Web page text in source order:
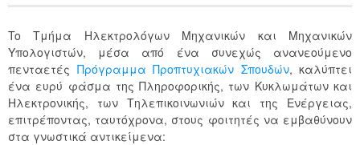
To Τμήμα Ηλεκτρολόγων Μηχανικών και Μηχανικών
Υπολογιστών, μέσα από ένα συνεχώς ανανεούμενο
πενταετές Πρόγραμμα Προπτυχιακών Σπουδών, καλύπτει
ένα ευρύ φάσμα της Πληροφορικής, των Κυκλωμάτων και
Ηλεκτρονικής, των Τηλεπικοινωνιών και της Ενέργειας,
επιτρέποντας, ταυτόχρονα, στους φοιτητές να εμβαθύνουν
στα γνωστικά αντικείμενα: